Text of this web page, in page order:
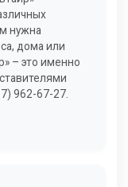
нужна
дома или
– это именно
962-67-27.